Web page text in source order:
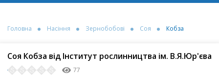
Головна Насіння Зернобобові Соя Кобза
Соя Кобза від Інститут рослинництва ім. В.Я.Юр'єва
77